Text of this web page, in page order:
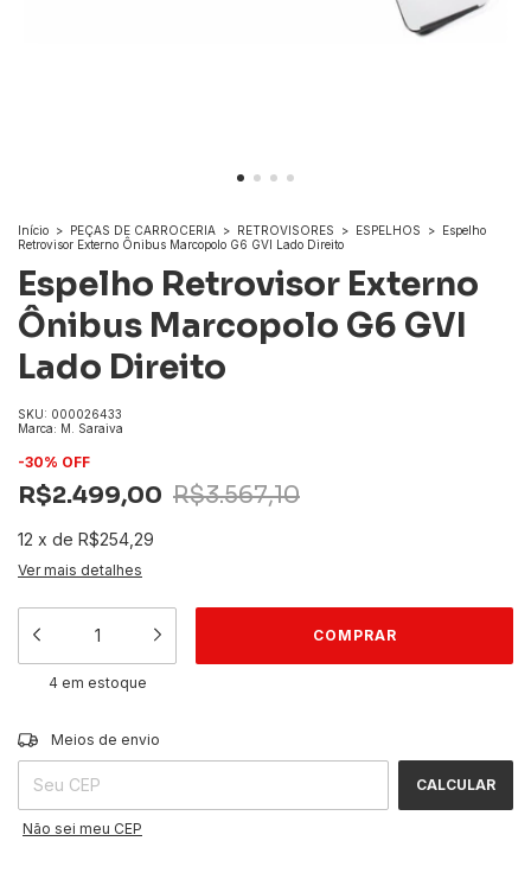
Início > PEÇAS DE CARROCERIA > RETROVISORES > ESPELHOS >
Espelho
Retrovisor Externo Ônibus Marcopolo G6 GVI Lado Direito
Espelho Retrovisor Externo
Ônibus Marcopolo G6 GVI
Lado Direito
SKU: 000026433
Marca: M. Saraiva
-30% OFF
R$2.499,00 R$3.567,10
12 x de R$254,29
Ver mais detalhes
4em estoque
Entregas para o CEP:
Meios de envio
CALCULAR
Não sei meu CEP